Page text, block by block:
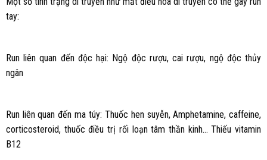
tay:
Run liên quan đến độc hại: Ngộ độc rượu, cai rượu, ngộ độc thủy
ngân
Run liên quan đến ma túy: Thuốc hen suyễn, Amphetamine, caffeine,
corticosteroid, thuốc điều trị rối loạn tâm thần kinh… Thiếu vitamin
B12